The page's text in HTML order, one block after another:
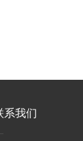
系我们